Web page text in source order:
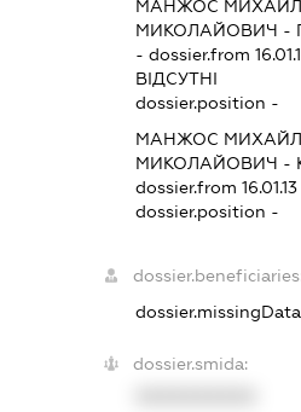
МАНЖОС
МИКОЛАЙОВИЧ -
- dossier.from
ВІДСУТНІ
dossier.position -
МАНЖОС
МИКОЛАЙОВИЧ -
dossier.from 16.01.13
dossier.position -
dossier.missingData
dossier.smida: